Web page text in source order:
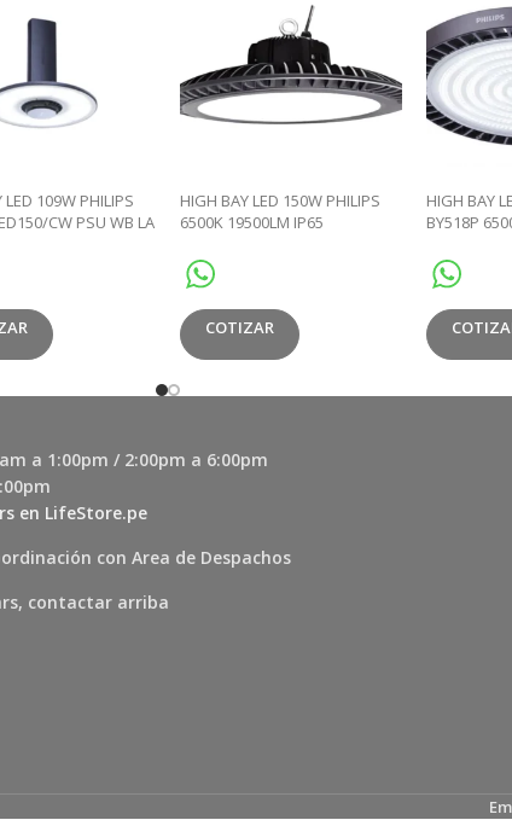
LED 109W PHILIPS
CW PSU WB LA
HIGH BAY LED 150W PHILIPS
6500K 19500LM IP65
COTIZAR
HIGH BAY
BY518P
a 1:00pm / 2:00pm a 6:00pm
en LifeStore.pe
con Area de Despachos
contactar arriba